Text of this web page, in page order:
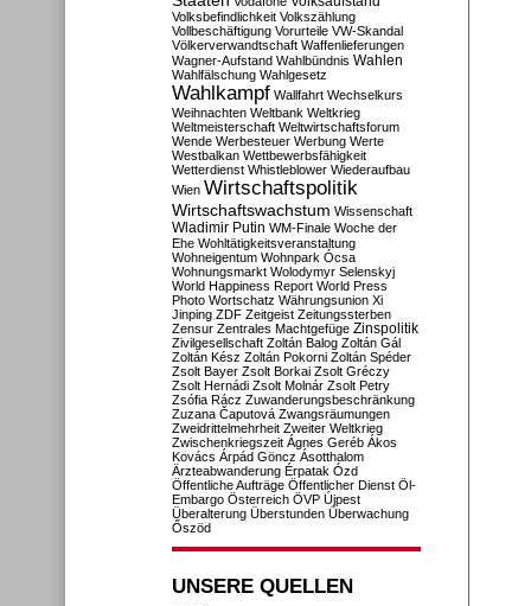
Volksbefindlichkeit Volkszählung
Vollbeschäftigung Vorurteile VW-Skandal
Völkerverwandtschaft Waffenlieferungen
Wagner-Aufstand Wahlbündnis Wahlen
Wahlfälschung Wahlgesetz
Wahlkampf Wallfahrt Wechselkurs
Weihnachten Weltbank Weltkrieg
Weltmeisterschaft Weltwirtschaftsforum
Wende Werbesteuer Werbung Werte
Westbalkan Wettbewerbsfähigkeit
Wetterdienst Whistleblower Wiederaufbau
Wien Wirtschaftspolitik
Wirtschaftswachstum Wissenschaft
Wladimir Putin WM-Finale Woche der
Ehe Wohltätigkeitsveranstaltung
Wohneigentum Wohnpark Ócsa
Wohnungsmarkt Wolodymyr Selenskyj
World Happiness Report World Press
Photo Wortschatz Währungsunion Xi
Jinping ZDF Zeitgeist Zeitungssterben
Zensur Zentrales Machtgefüge Zinspolitik
Zivilgesellschaft Zoltán Balog Zoltán Gál
Zoltán Kész Zoltán Pokorni Zoltán Spéder
Zsolt Bayer Zsolt Borkai Zsolt Gréczy
Zsolt Hernádi Zsolt Molnár Zsolt Petry
Zsófia Rácz Zuwanderungsbeschränkung
Zuzana Čaputová Zwangsräumungen
Zweidrittelmehrheit Zweiter Weltkrieg
Zwischenkriegszeit Ágnes Geréb Ákos
Kovács Árpád Göncz Ásotthalom
Ärzteabwanderung Érpatak Ózd
Öffentliche Aufträge Öffentlicher Dienst Öl-
Embargo Österreich ÖVP Újpest
Überalterung Überstunden Überwachung
Őszöd
UNSERE QUELLEN